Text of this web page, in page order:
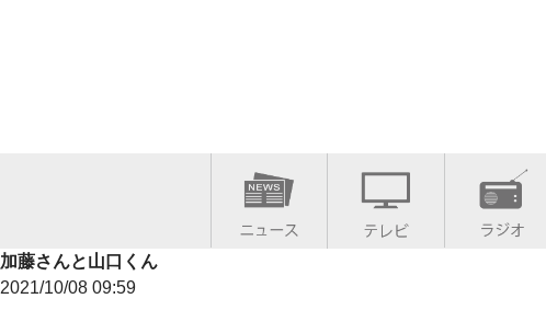
加藤さんと山口くん
2021/10/08 09:59